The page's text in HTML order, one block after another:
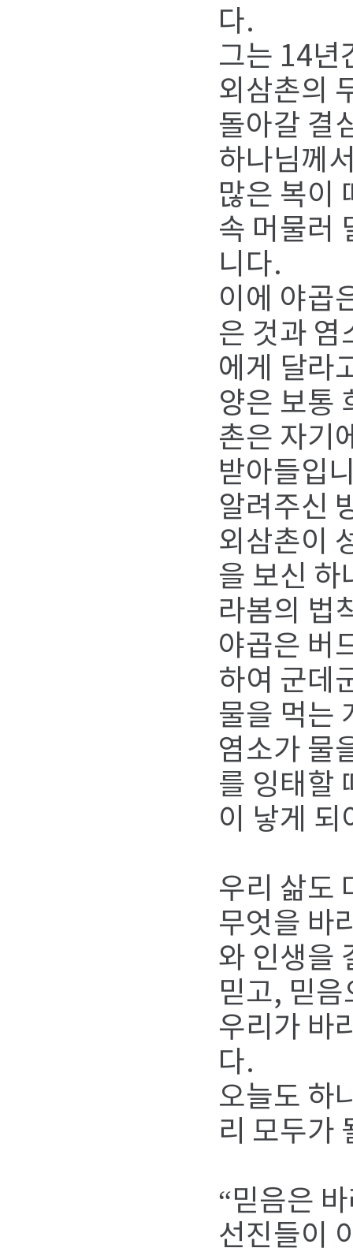
다.
그는 14년
외삼촌의
돌아갈 결
하나님께
많은 복이
속 머물러
니다.
이에 야곱
은 것과 염
에게 달라
양은 보통
촌은 자기
받아들입
알려주신
외삼촌이
을 보신 하
라봄의 법
야곱은 버
하여 군데
물을 먹는
염소가 물
를 잉태할
이 낳게
우리 삶도
무엇을 바
와 인생을
믿고, 믿
우리가 바
다.
오늘도 하
리 모두가
“믿음은
선진들이